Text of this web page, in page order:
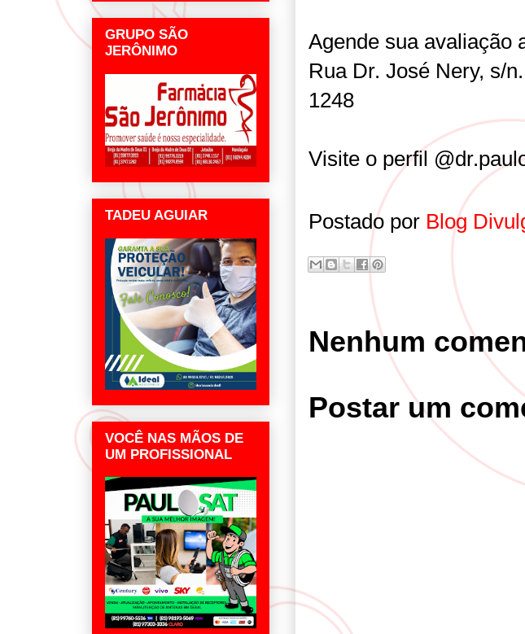
Agende sua avaliação
Rua Dr. José Nery, s/
1248
Visite o perfil
Postado por Blog
Nenhum
Postar um
GRUPO SÃO
JERÔNIMO
TADEU AGUIAR
VOCÊ NAS MÃOS DE
UM PROFISSIONAL